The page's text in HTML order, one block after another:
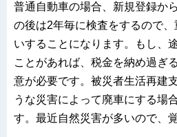
普通自動車の場合、新規登録か
の後は2年毎に検査をするので
いすることになります。もし、
ことがあれば、税金を納め過ぎ
意が必要です。被災者生活再建
うな災害によって廃車にする場
す。最近自然災害が多いので、